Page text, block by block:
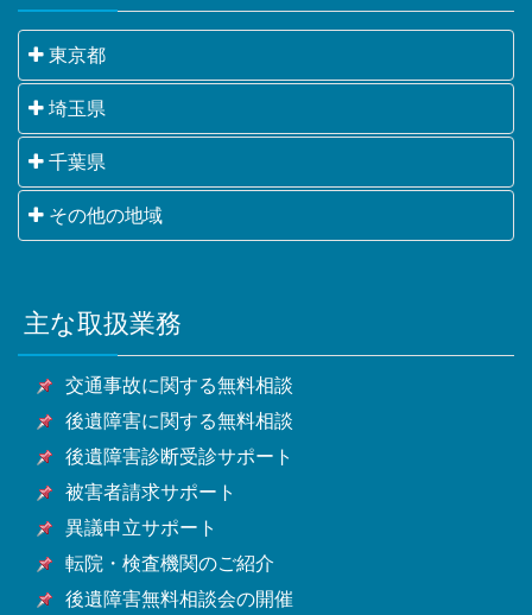
東京都
千代田区・中央区・港区・新宿区・文京区・台東区・
墨田区・江東区・品川区・目黒区・大田区・世田谷
区・渋谷区・中野区・杉並区・豊島区・北区・荒川
区・板橋区・練馬区・足立区・葛飾区・江戸川区・八
王子市・立川市・武蔵野市・三鷹市・青梅市・府中
市・東大和市・清瀬市・東久留米市・武蔵村山市・多
摩市・稲城市・羽村市・あきる野市・西東京市他東京
都全域
埼玉県
さいたま市・川越市・熊谷市・川口市・行田市・秩父
市・所沢市・飯能市・加須市・本庄市・東松山市・春
日部市・狭山市・羽生市・鴻巣市・深谷市・上尾市・
潮市・富士見市・三郷市・蓮田市・坂戸市・幸手市・
鶴ヶ島市・日高市・吉川市・ふじみ野市・白岡市他埼
千葉県
千葉市・銚子市・市川市・船橋市・館山市・木更津
市・松戸市・野田市・茂原市・成田市・佐倉市・東金
市・富津市・浦安市・四街道市・袖ケ浦市・八街市・
印西市・白井市・富里市・南房総市・匝瑳市・香取
市・山武市・いすみ市・大網白里市他千葉県全域
その他の地域
甲府市・山梨市・南アルプス市他山梨県全域・長野
県・静岡県等
主な取扱業務
交通事故に関する無料相談
後遺障害に関する無料相談
後遺障害診断受診サポート
被害者請求サポート
異議申立サポート
転院・検査機関のご紹介
後遺障害無料相談会の開催